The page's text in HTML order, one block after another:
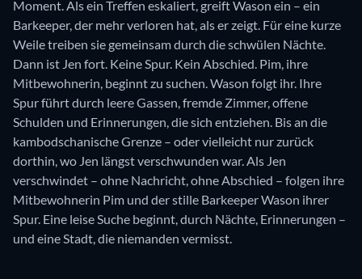
Moment. Als ein Treffen eskaliert, greift Wason ein – ein
Barkeeper, der mehr verloren hat, als er zeigt. Für eine kurze
Weile treiben sie gemeinsam durch die schwülen Nächte.
Dann ist Jen fort. Keine Spur. Kein Abschied. Pim, ihre
Mitbewohnerin, beginnt zu suchen. Wason folgt ihr. Ihre
Spur führt durch leere Gassen, fremde Zimmer, offene
Schulden und Erinnerungen, die sich entziehen. Bis an die
kambodschanische Grenze – oder vielleicht nur zurück
dorthin, wo Jen längst verschwunden war. Als Jen
verschwindet – ohne Nachricht, ohne Abschied – folgen ihre
Mitbewohnerin Pim und der stille Barkeeper Wason ihrer
Spur. Eine leise Suche beginnt, durch Nächte, Erinnerungen –
und eine Stadt, die niemanden vermisst.